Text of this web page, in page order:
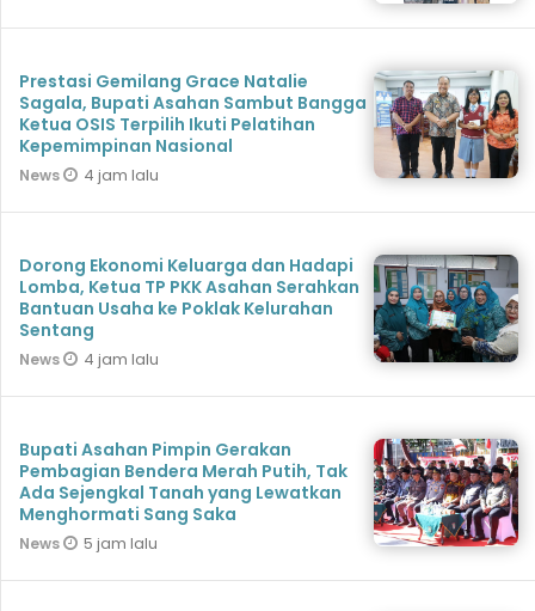
Prestasi Gemilang Grace Natalie
Sagala, Bupati Asahan Sambut Bangga
Ketua OSIS Terpilih Ikuti Pelatihan
Kepemimpinan Nasional
News 4 jam lalu
Dorong Ekonomi Keluarga dan Hadapi
Lomba, Ketua TP PKK Asahan Serahkan
Bantuan Usaha ke Poklak Kelurahan
Sentang
News 4 jam lalu
Bupati Asahan Pimpin Gerakan
Pembagian Bendera Merah Putih, Tak
Ada Sejengkal Tanah yang Lewatkan
Menghormati Sang Saka
News 5 jam lalu